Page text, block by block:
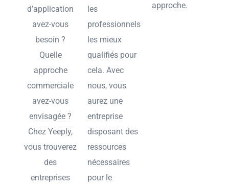
d’application
avez-vous
besoin ?
Quelle
approche
commerciale
avez-vous
envisagée ?
Chez Yeeply,
vous trouverez
des
entreprises
les
professionnels
les mieux
qualifiés pour
cela. Avec
nous, vous
aurez une
entreprise
disposant des
ressources
nécessaires
pour le
approche.